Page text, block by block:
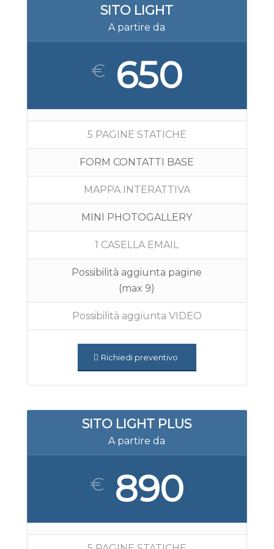
SITO LIGHT
A partire da
€ 650
5 PAGINE STATICHE
FORM CONTATTI BASE
MAPPA INTERATTIVA
MINI PHOTOGALLERY
1 CASELLA EMAIL
Possibilità aggiunta pagine
(max 9)
Possibilità aggiunta VIDEO
Richiedi preventivo
SITO LIGHT PLUS
A partire da
€ 890